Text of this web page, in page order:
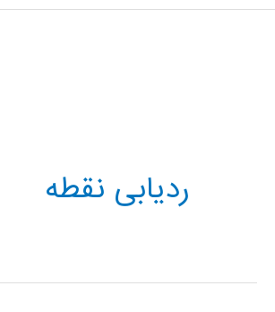
ردیابی نقطه